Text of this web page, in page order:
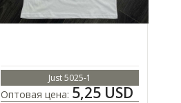
Just 5025-1
Оптовая цена: 5,25 USD